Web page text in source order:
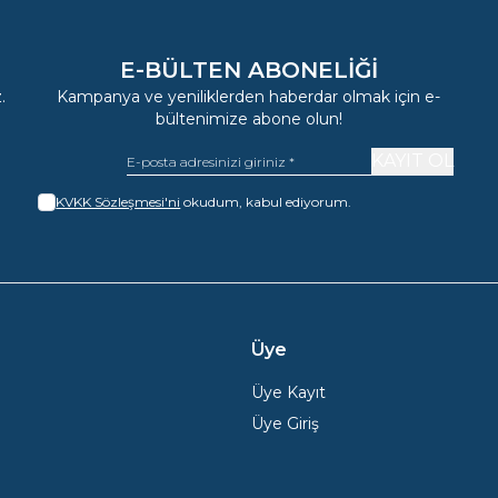
E-BÜLTEN ABONELIĞI
Kampanya ve yeniliklerden haberdar olmak için e-
bültenimize abone olun!
KVKK Sözleşmesi'ni okudum, kabul ediyorum.
Üye
Üye Kayıt
Üye Giriş